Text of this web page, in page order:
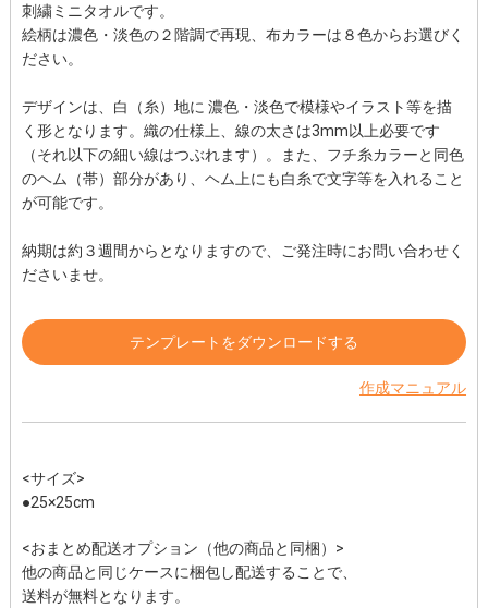
刺繍ミニタオルです。
絵柄は濃色・淡色の２階調で再現、布カラーは８色からお選びく
ださい。
デザインは、白（糸）地に 濃色・淡色で模様やイラスト等を描
く形となります。織の仕様上、線の太さは3mm以上必要です
（それ以下の細い線はつぶれます）。また、フチ糸カラーと同色
のヘム（帯）部分があり、ヘム上にも白糸で文字等を入れること
が可能です。
納期は約３週間からとなりますので、ご発注時にお問い合わせく
ださいませ。
テンプレートをダウンロードする
作成マニュアル
<サイズ>
●25×25cm
<おまとめ配送オプション（他の商品と同梱）>
他の商品と同じケースに梱包し配送することで、
送料が無料となります。